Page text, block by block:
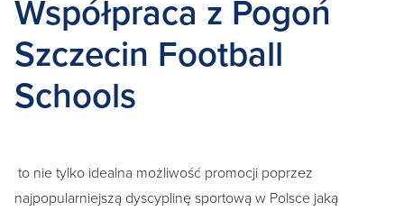
Współpraca z Pogoń
Szczecin Football
Schools
to nie tylko idealna możliwość promocji poprzez
najpopularniejszą dyscyplinę sportową w Polsce jaką